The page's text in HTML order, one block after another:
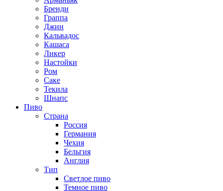
Бренди
Граппа
Джин
Кальвадос
Кашаса
Ликер
Настойки
Ром
Саке
Текила
Шнапс
Пиво
Страна
Россия
Германия
Чехия
Бельгия
Англия
Тип
Светлое пиво
Темное пиво